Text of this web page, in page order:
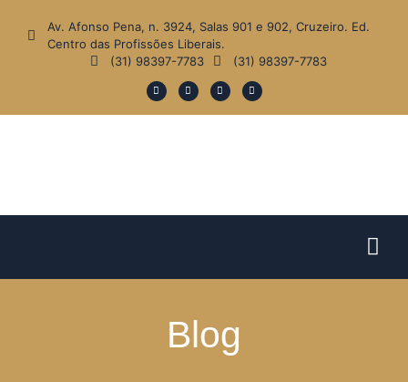
Av. Afonso Pena, n. 3924, Salas 901 e 902, Cruzeiro. Ed.
Centro das Profissões Liberais.
(31) 98397-7783
(31) 98397-7783
Blog